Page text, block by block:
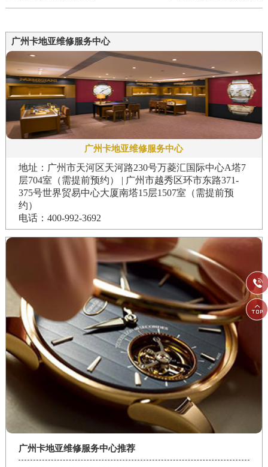
广州卡地亚维修服务中心
广州卡地亚维修服务中心
地址：广州市天河区天河路230号万菱汇国际中心A塔7
层704室（需提前预约） | 广州市越秀区环市东路371-
375号世界贸易中心大厦南塔15层1507室（需提前预
约）
电话：400-992-3692
广州卡地亚维修服务中心推荐

